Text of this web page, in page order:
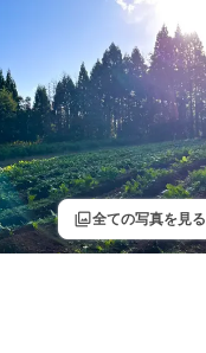
filter全ての写真を見る